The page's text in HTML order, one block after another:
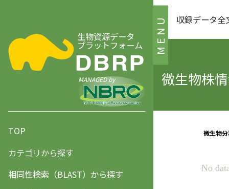
MENU
生物資源データ
プラットフォーム
MANAGED by
TOP
カテゴリから探す
相同性検索（BLAST）から探す
収録データ全
微生物株